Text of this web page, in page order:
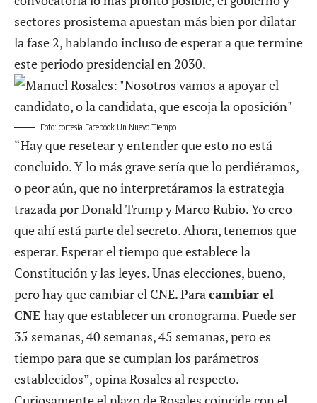
sectores prosistema apuestan más bien por dilatar
la fase 2, hablando incluso de esperar a que termine
este periodo presidencial en 2030.
Foto: cortesía Facebook Un Nuevo Tiempo
“Hay que resetear y entender que esto no está
concluido. Y lo más grave sería que lo perdiéramos,
o peor aún, que no interpretáramos la estrategia
trazada por Donald Trump y Marco Rubio. Yo creo
que ahí está parte del secreto. Ahora, tenemos que
esperar. Esperar el tiempo que establece la
Constitución y las leyes. Unas elecciones, bueno,
pero hay que cambiar el CNE. Para cambiar el
CNE hay que establecer un cronograma. Puede ser
35 semanas, 40 semanas, 45 semanas, pero es
tiempo para que se cumplan los parámetros
establecidos”, opina Rosales al respecto.